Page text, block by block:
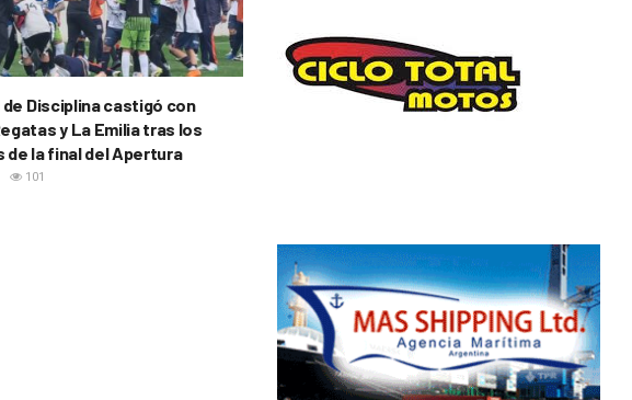
de Disciplina castigó con
y La Emilia tras los
de la final del Apertura
101